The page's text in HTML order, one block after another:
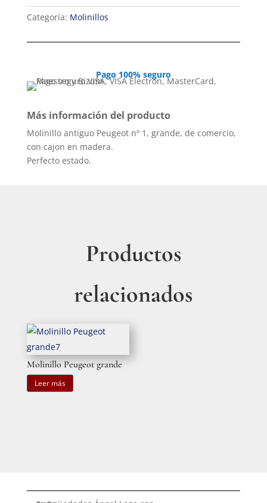
Categoría: Molinillos
Pago 100% seguro
Más información del producto
Molinillo antiguo Peugeot nº 1, grande, de comercio,
con cajon en madera.
Perfecto estado.
Productos
relacionados
Molinillo Peugeot grande
Leer más